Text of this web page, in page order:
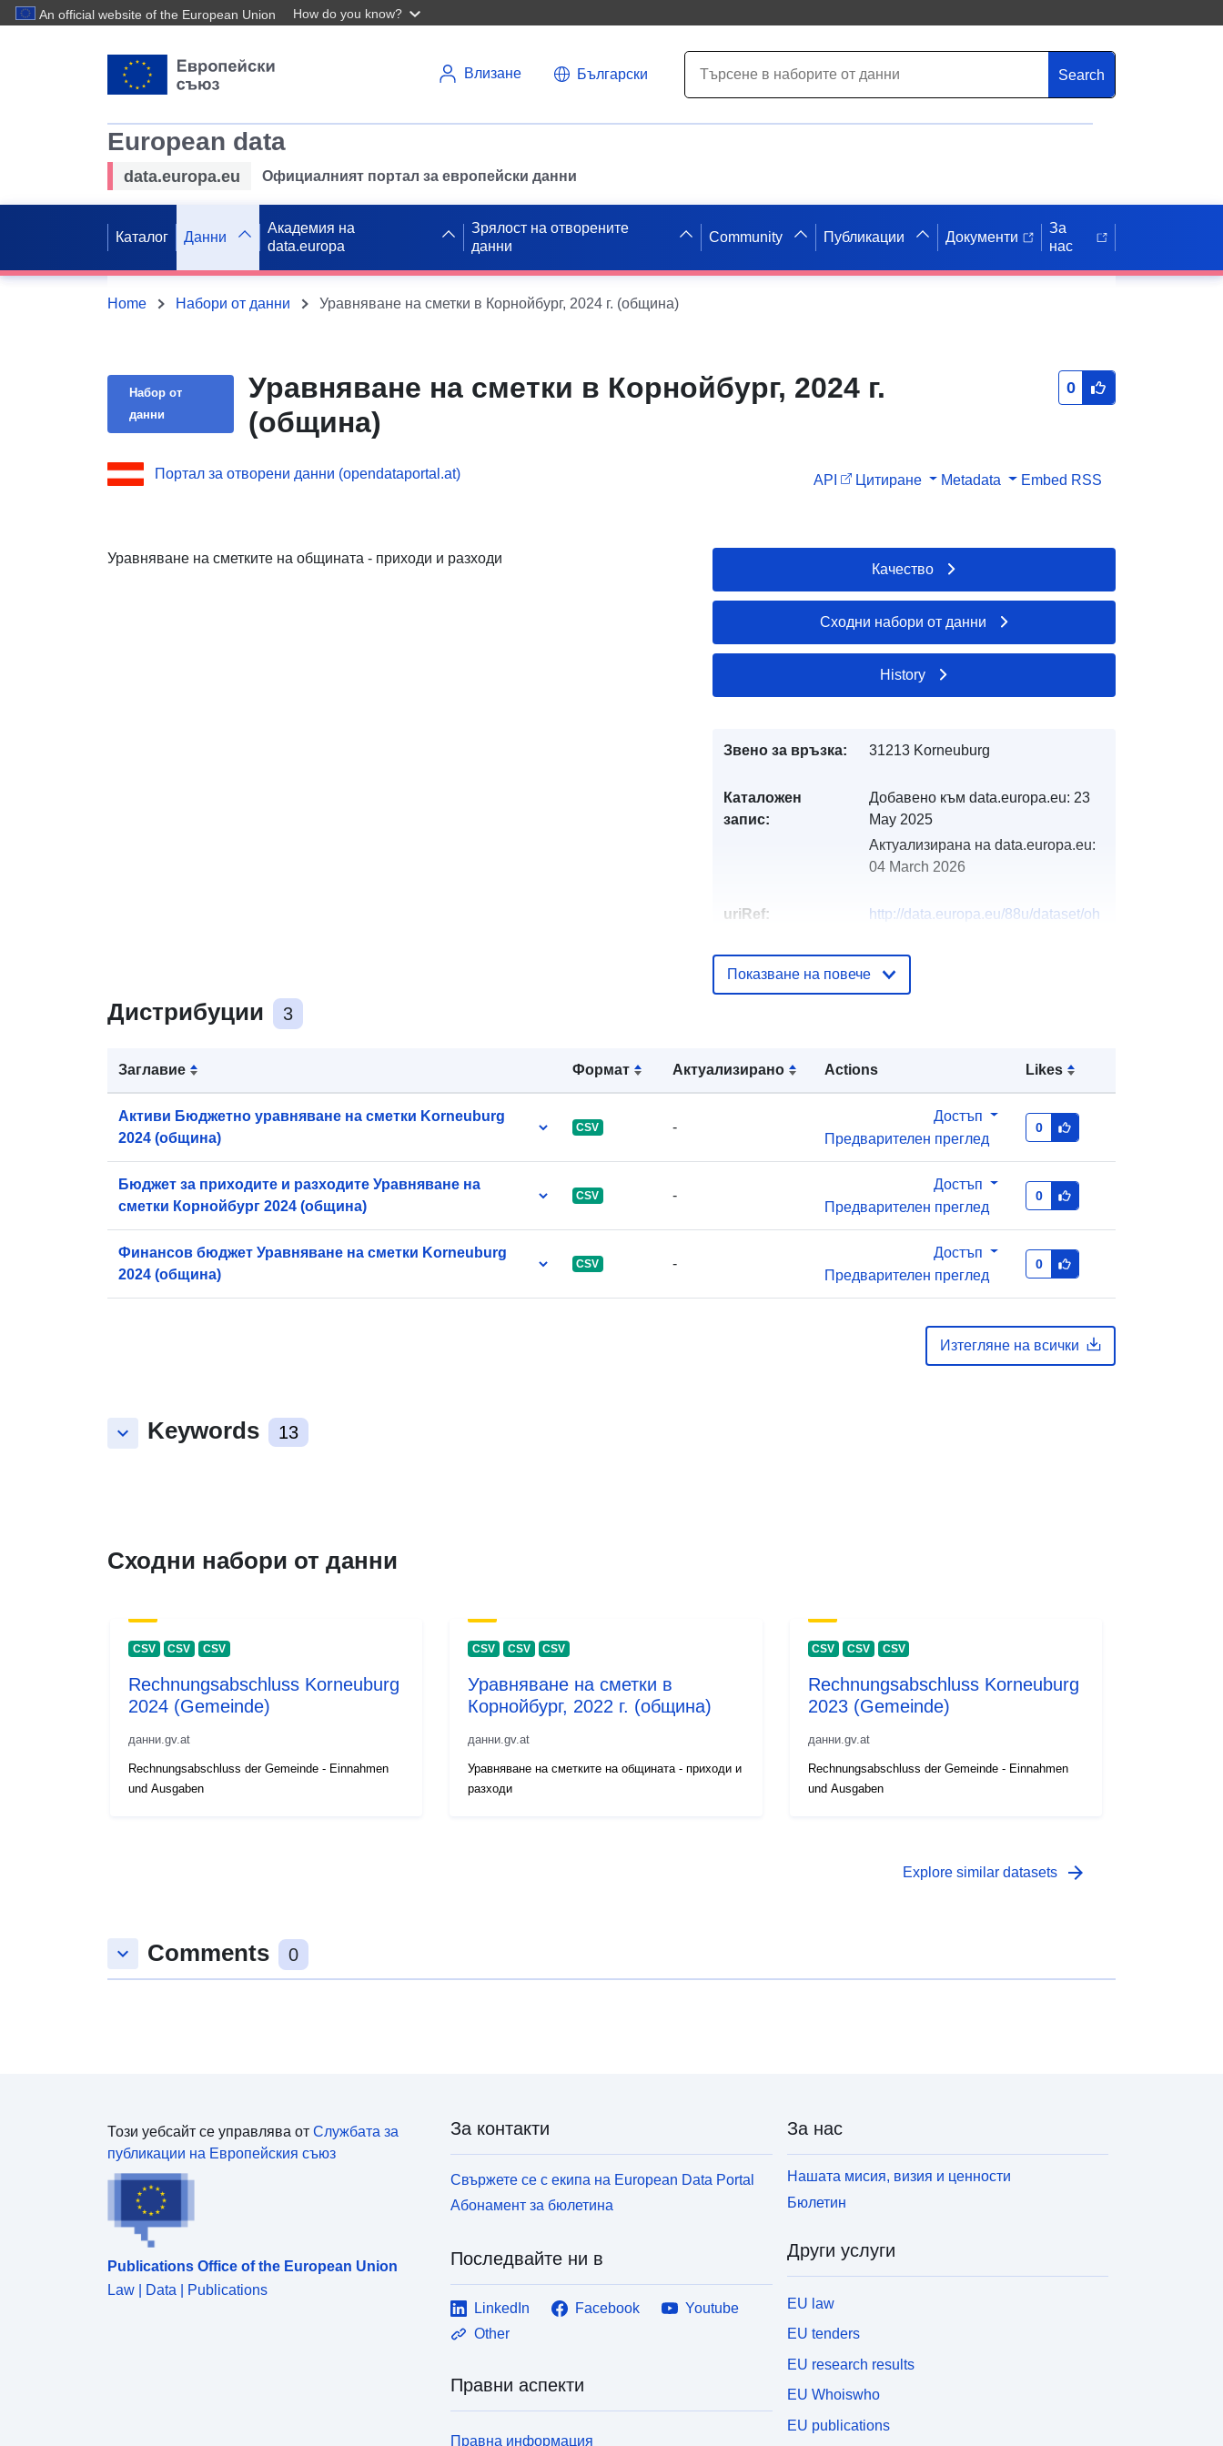
An official website of the European Union How do you know?
Влизане Български Search
European data
data.europa.eu Официалният портал за европейски данни
Каталог Данни
Академия на
data.europa
Зрялост на отворените
данни
Community Публикации Документи
За
нас
Home Набори от данни Уравняване на сметки в Корнойбург, 2024 г. (община)
Набор от
данни
Уравняване на сметки в Корнойбург, 2024 г.
(община)
0
Портал за отворени данни (opendataportal.at) API Цитиране Metadata Embed RSS
Уравняване на сметките на общината - приходи и разходи
Дистрибуции 3
Заглавие Формат Актуализирано Actions Likes
Активи Бюджетно уравняване на сметки Korneuburg
2024 (община)
CSV -
Достъп
Предварителен преглед
0
Бюджет за приходите и разходите Уравняване на
сметки Корнойбург 2024 (община)
CSV -
Достъп
Предварителен преглед
0
Финансов бюджет Уравняване на сметки Korneuburg
2024 (община)
CSV -
Достъп
Предварителен преглед
0
Изтегляне на всички
keyboard_arrow_down Keywords 13
Качество
Сходни набори от данни
History
Звено за връзка: 31213 Korneuburg
Каталожен
запис:
Добавено към data.europa.eu: 23
May 2025
Актуализирана на data.europa.eu:
04 March 2026
uriRef:
http://data.europa.eu/88u/dataset/oh
2024-gemeinde
Показване на повече
Сходни набори от данни
CSV CSV CSV
Rechnungsabschluss Korneuburg
2024 (Gemeinde)
данни.gv.at
Rechnungsabschluss der Gemeinde - Einnahmen
und Ausgaben
CSV CSV CSV
Уравняване на сметки в
Корнойбург, 2022 г. (община)
данни.gv.at
Уравняване на сметките на общината - приходи и
разходи
CSV CSV CSV
Rechnungsabschluss Korneuburg
2023 (Gemeinde)
данни.gv.at
Rechnungsabschluss der Gemeinde - Einnahmen
und Ausgaben
Explore similar datasets arrow_forward
keyboard_arrow_down Comments 0
Този уебсайт се управлява от Службата за
публикации на Европейския съюз
Publications Office of the European Union
Law | Data | Publications
За контакти
Свържете се с екипа на European Data Portal
Абонамент за бюлетина
Последвайте ни в
LinkedIn Facebook
Youtube
Other
Правни аспекти
Правна информация
За нас
Нашата мисия, визия и ценности
Бюлетин
Други услуги
EU law
EU tenders
EU research results
EU Whoiswho
EU publications